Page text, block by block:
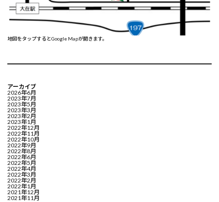
地図をタップするとGoogle Mapが開きます。
アーカイブ
2026年6月
2023年7月
2023年5月
2023年3月
2023年2月
2023年1月
2022年12月
2022年11月
2022年10月
2022年9月
2022年8月
2022年6月
2022年5月
2022年4月
2022年3月
2022年2月
2022年1月
2021年12月
2021年11月